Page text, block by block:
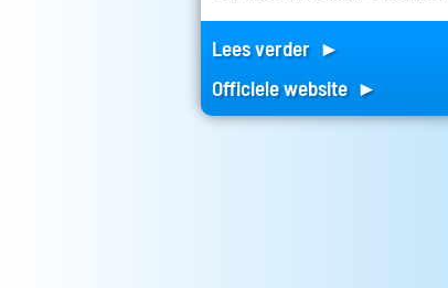
Lees verder ►
Officiele website ►